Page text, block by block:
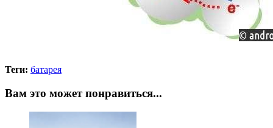
Теги: батарея
Вам это может понравиться...